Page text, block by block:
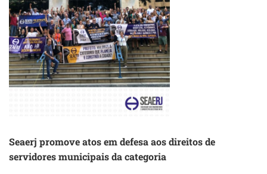
Seaerj promove atos em defesa aos direitos de
servidores municipais da categoria